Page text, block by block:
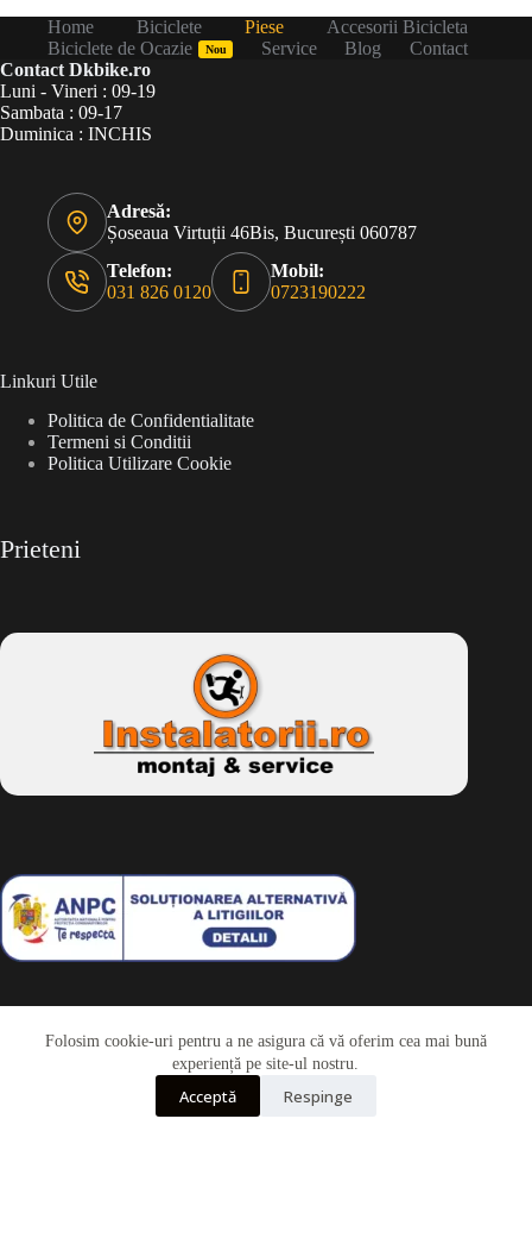
Folosim cookie-uri pentru a ne asigura că vă oferim cea mai bună
experiență pe site-ul nostru.
Acceptă Respinge
Home Biciclete Piese
Accesorii Bicicleta
Biciclete de Ocazie
Nou Service Blog
Contact
Contact Dkbike.ro
Luni - Vineri : 09-19
Sambata : 09-17
Duminica : INCHIS
Adresă:
Șoseaua Virtuții 46Bis, București 060787
Telefon:
031 826 0120
Mobil:
0723190222
Linkuri Utile
Politica de Confidentialitate
Termeni si Conditii
Politica Utilizare Cookie
Prieteni
Drepturi de autor © 2026 - Dkbike.ropowered by